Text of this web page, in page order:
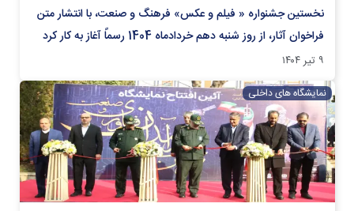
نخستین جشنواره « فیلم و عکس» فرهنگ و صنعت، با انتشار متن
فراخوان آثار، از روز شنبه دهم خردادماه 1404 رسماً آغاز به کار کرد
۹ تیر ۱۴۰۴
نمایشگاه های داخلی